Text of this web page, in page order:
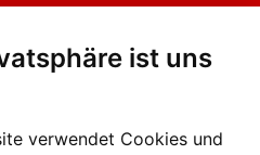
ist uns
verwendet Cookies und
sumzug
Liezen